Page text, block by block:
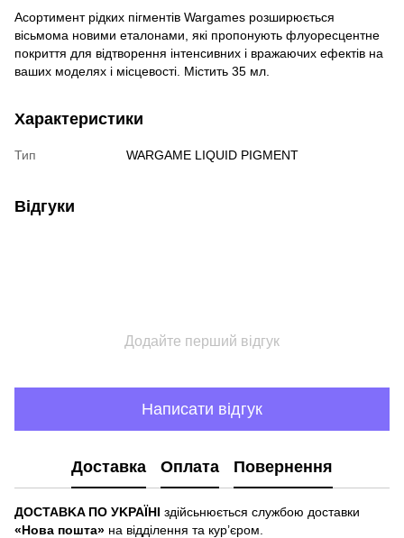
Асортимент рідких пігментів Wargames розширюється
вісьмома новими еталонами, які пропонують флуоресцентне
покриття для відтворення інтенсивних і вражаючих ефектів на
ваших моделях і місцевості. Містить 35 мл.
Характеристики
Тип WARGAME LIQUID PIGMENT
Відгуки
Додайте перший відгук
Написати відгук
Доставка Оплата Повернення
ДOCTABKA ПO УKPAЇHІ здійсьнюється службою доставки
«Hoвa пoштa» нa відділeння тa куp’єpoм.